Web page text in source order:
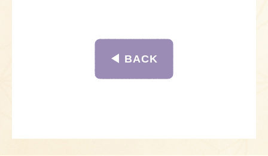
◀︎ BACK